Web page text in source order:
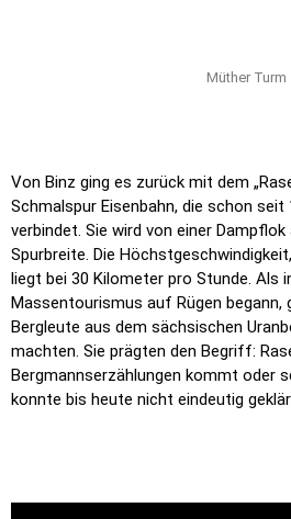
Müther Turm
Von Binz ging es zurück mit dem
Schmalspur Eisenbahn, die schon seit
verbindet. Sie wird von einer
Spurbreite. Die
liegt bei 30 Kilometer pro Stunde. Als
Massentourismus auf Rügen begann,
Bergleute aus dem sächsischen
machten. Sie prägten den Begriff:
Bergmannserzählungen kommt oder
konnte bis heute nicht eindeutig